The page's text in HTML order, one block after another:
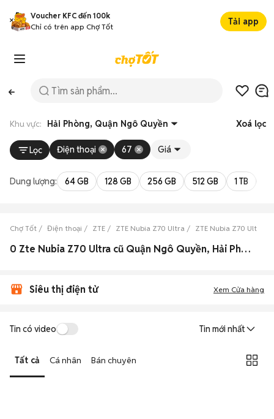
Voucher KFC đến 100k
Chỉ có trên app Chợ Tốt
Tải app
Khu vực: Hải Phòng, Quận Ngô Quyền Xoá lọc
Lọc Điện thoại 67 Giá
Dung lượng: 64 GB 128 GB 256 GB 512 GB 1 TB
Chợ Tốt Điện thoại ZTE ZTE Nubia Z70 Ultra ZTE Nubia Z70 Ultra
0 Zte Nubia Z70 Ultra cũ Quận Ngô Quyền, Hải Phòng đẹp
Siêu thị điện tử Xem Cửa hàng
Tin có video Tin mới nhất
Tất cả Cá nhân Bán chuyên